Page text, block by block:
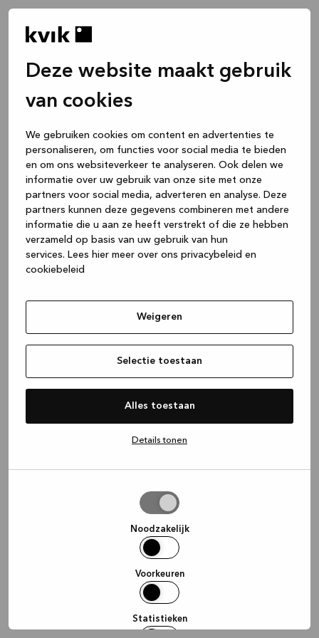
Deze website maakt gebruik
van cookies
We gebruiken cookies om content en advertenties te
personaliseren, om functies voor social media te bieden
en om ons websiteverkeer te analyseren. Ook delen we
informatie over uw gebruik van onze site met onze
partners voor social media, adverteren en analyse. Deze
partners kunnen deze gegevens combineren met andere
informatie die u aan ze heeft verstrekt of die ze hebben
verzameld op basis van uw gebruik van hun
services. Lees hier meer over ons privacybeleid en
cookiebeleid
Weigeren
Selectie toestaan
Alles toestaan
Details tonen
Noodzakelijk
Voorkeuren
Statistieken
(see the browser console for more
information).